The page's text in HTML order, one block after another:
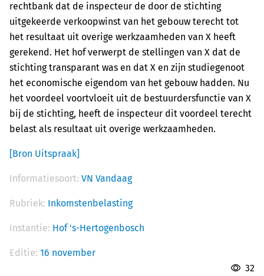
rechtbank dat de inspecteur de door de stichting
uitgekeerde verkoopwinst van het gebouw terecht tot
het resultaat uit overige werkzaamheden van X heeft
gerekend. Het hof verwerpt de stellingen van X dat de
stichting transparant was en dat X en zijn studiegenoot
het economische eigendom van het gebouw hadden. Nu
het voordeel voortvloeit uit de bestuurdersfunctie van X
bij de stichting, heeft de inspecteur dit voordeel terecht
belast als resultaat uit overige werkzaamheden.
[Bron Uitspraak]
Informatiesoort: VN Vandaag
Rubriek: Inkomstenbelasting
Instantie: Hof 's-Hertogenbosch
Editie: 16 november
32